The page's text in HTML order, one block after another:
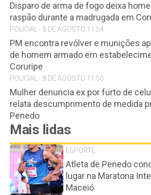
Disparo de arma de fogo deixa
raspão durante a madrugada em
POLICIAL - 8 DE AGOSTO 11:54
PM encontra revólver e munições
de homem armado em
Coruripe
POLICIAL - 8 DE AGOSTO 11:50
Mulher denuncia ex por furto de
relata descumprimento de medida
Penedo
Mais lidas
ESPORTE
Atleta de Penedo
lugar na Maratona
Maceió